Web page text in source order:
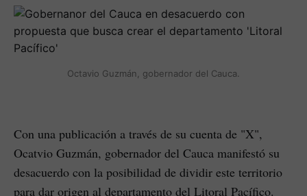
Octavio Guzmán, gobernador del Cauca.
Con una publicación a través de su cuenta de "X",
Ocatvio Guzmán, gobernador del Cauca manifestó su
desacuerdo con la posibilidad de dividir este territorio
para dar origen al departamento del Litoral Pacífico.